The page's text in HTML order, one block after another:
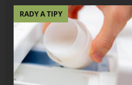
RADY A TIPY